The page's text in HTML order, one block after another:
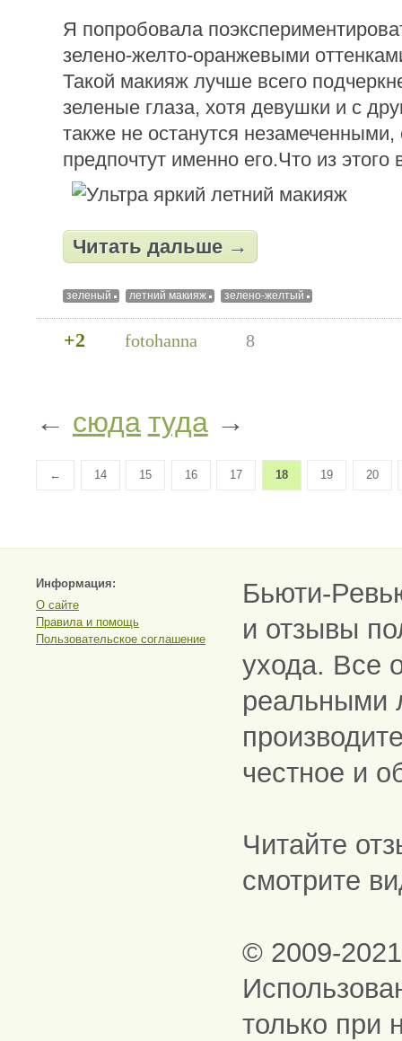
Я попробовала
зелено-желто-оранжевыми
Такой макияж лучше всего
зеленые глаза, хотя девушки и с
также не останутся незамеченными,
предпочтут именно его.Что из
Читать дальше →
зеленый летний макияж зелено-желтый
+2 fotohanna 8
← сюда туда→
← 14 15 16 17 18 19 20
Информация:
О сайте
Правила и помощь
Пользовательское соглашение
Бьюти-
и отзывы
ухода. Все
реальными
честное и
Читайте
смотрите
© 2009-
только при